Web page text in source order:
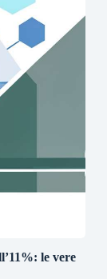
le vere